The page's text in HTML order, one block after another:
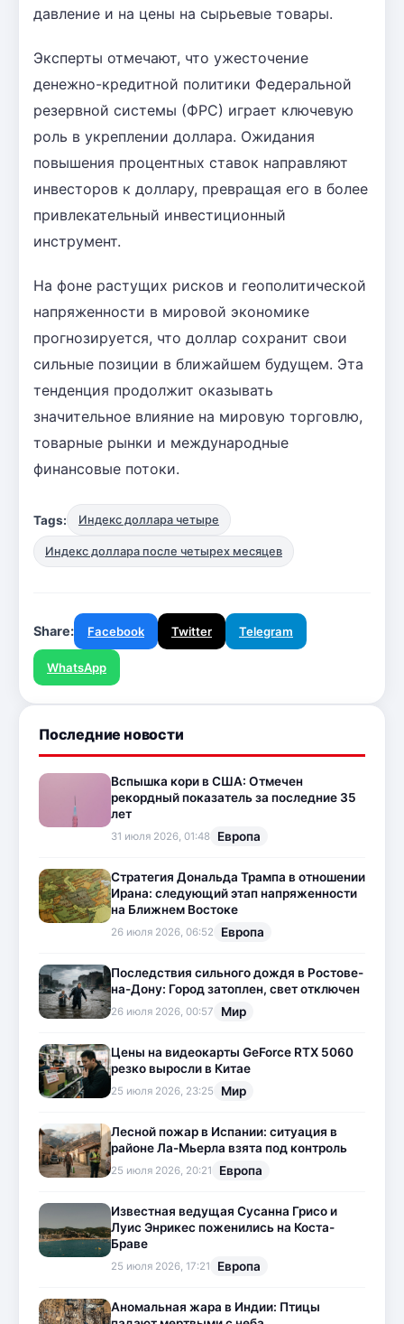
давление и на цены на сырьевые товары.
Эксперты отмечают, что ужесточение
денежно-кредитной политики Федеральной
резервной системы (ФРС) играет ключевую
роль в укреплении доллара. Ожидания
повышения процентных ставок направляют
инвесторов к доллару, превращая его в более
привлекательный инвестиционный
инструмент.
На фоне растущих рисков и геополитической
напряженности в мировой экономике
прогнозируется, что доллар сохранит свои
сильные позиции в ближайшем будущем. Эта
тенденция продолжит оказывать
значительное влияние на мировую торговлю,
товарные рынки и международные
финансовые потоки.
Tags: Индекс доллара четыре
Индекс доллара после четырех месяцев
Share: Facebook Twitter Telegram
WhatsApp
Последние новости
Вспышка кори в США: Отмечен
рекордный показатель за последние 35
лет
31 июля 2026, 01:48 Европа
Стратегия Дональда Трампа в отношении
Ирана: следующий этап напряженности
на Ближнем Востоке
26 июля 2026, 06:52 Европа
Последствия сильного дождя в Ростове-
на-Дону: Город затоплен, свет отключен
26 июля 2026, 00:57 Мир
Цены на видеокарты GeForce RTX 5060
резко выросли в Китае
25 июля 2026, 23:25 Мир
Лесной пожар в Испании: ситуация в
районе Ла-Мьерла взята под контроль
25 июля 2026, 20:21 Европа
Известная ведущая Сусанна Грисо и
Луис Энрикес поженились на Коста-
Браве
25 июля 2026, 17:21 Европа
Аномальная жара в Индии: Птицы